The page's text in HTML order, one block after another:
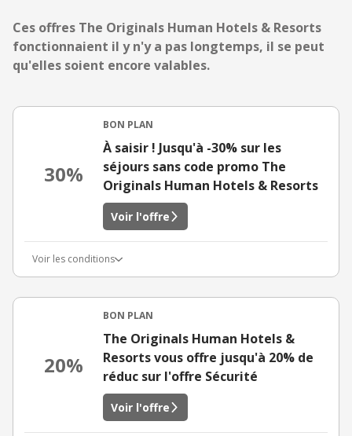
Ces offres The Originals Human Hotels & Resorts
fonctionnaient il y n'y a pas longtemps, il se peut
qu'elles soient encore valables.
30%
BON PLAN
À saisir ! Jusqu'à -30% sur les
séjours sans code promo The
Originals Human Hotels & Resorts
Voir l'offre
Voir les conditions
20%
BON PLAN
The Originals Human Hotels &
Resorts vous offre jusqu'à 20% de
réduc sur l'offre Sécurité
Voir l'offre